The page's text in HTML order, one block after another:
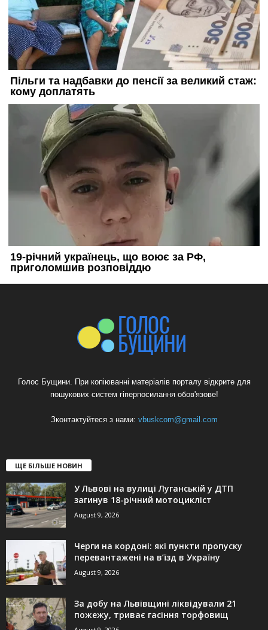
Голос Бущини. При копіюванні матеріалів порталу відкрите для
пошукових систем гіперпосилання обов'язове!
Зконтактуйтеся з нами: vbuskcom@gmail.com
ЩЕ БІЛЬШЕ НОВИН
У Львові на вулиці Луганській у ДТП
загинув 18-річний мотоцикліст
August 9, 2026
Черги на кордоні: які пункти пропуску
перевантажені на в’їзд в Україну
August 9, 2026
За добу на Львівщині ліквідували 21
пожежу, триває гасіння торфовищ